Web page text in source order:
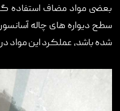
بعضی مواد مضاف استفاده
سطح دیواره های چاله
شده باشد، عملکرد این مواد